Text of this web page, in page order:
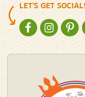
LET'S GET SOCIAL!
NATURESCANNER